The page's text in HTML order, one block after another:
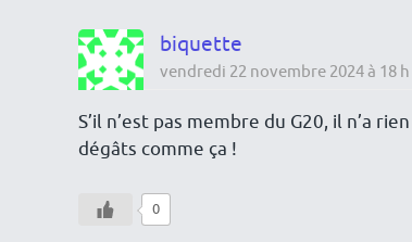
biquette
vendredi 22 novembre 2024 à 18
S’il n’est pas membre du G20, il n’a
dégâts comme ça !
0